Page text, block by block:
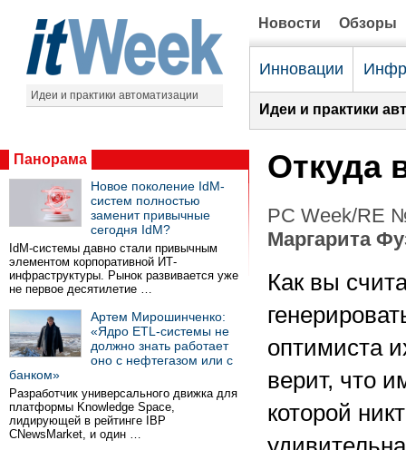
Идеи и практики автоматизации
Новости Обзоры
Инновации
Идеи и практики
Панорама
Новое поколение IdM-
систем полностью
заменит привычные
сегодня IdM?
IdM-системы давно стали привычным
элементом корпоративной ИТ-
инфраструктуры. Рынок развивается уже
не первое десятилетие …
Артем Мирошинченко:
«Ядро ETL-системы не
должно знать работает
оно с нефтегазом или с
банком»
Разработчик универсального движка для
платформы Knowledge Space,
лидирующей в рейтинге IBP
CNewsMarket, и один …
Откуда
PC Week/RE
Маргарита
Как вы
оптимиста
верит, что
которой